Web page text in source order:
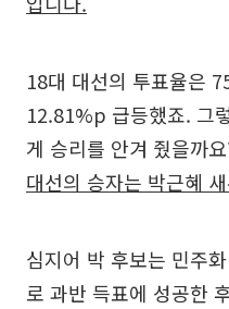
18대 대선의 투표율은
12.81%p 급등했죠. 그
게 승리를 안겨 줬을까
대선의 승자는 박근혜
심지어 박 후보는 민주
로 과반 득표에 성공한